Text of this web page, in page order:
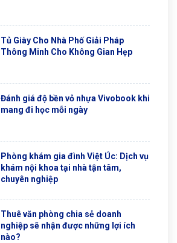
Tủ Giày Cho Nhà Phố Giải Pháp
Thông Minh Cho Không Gian Hẹp
Đánh giá độ bền vỏ nhựa Vivobook khi
mang đi học mỗi ngày
Phòng khám gia đình Việt Úc: Dịch vụ
khám nội khoa tại nhà tận tâm,
chuyên nghiệp
Thuê văn phòng chia sẻ doanh
nghiệp sẽ nhận được những lợi ích
nào?